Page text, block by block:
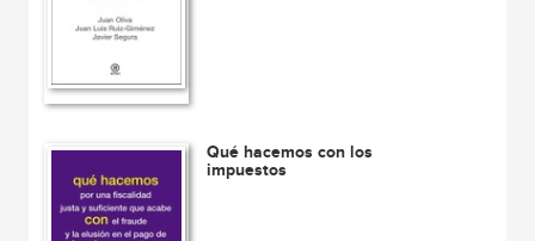
Qué hacemos con los
impuestos